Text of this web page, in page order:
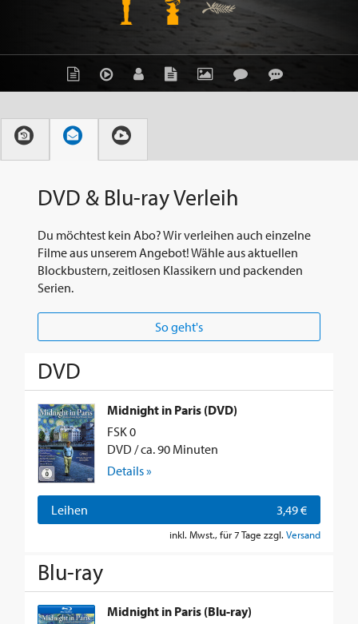
DVD & Blu-ray Verleih
Du möchtest kein Abo? Wir verleihen auch einzelne
Filme aus unserem Angebot! Wähle aus aktuellen
Blockbustern, zeitlosen Klassikern und packenden
Serien.
So geht's
DVD
Midnight in Paris (DVD)
FSK 0
DVD / ca. 90 Minuten
Details »
Leihen 3,49 €
inkl. Mwst., für 7 Tage zzgl. Versand
Blu-ray
Midnight in Paris (Blu-ray)